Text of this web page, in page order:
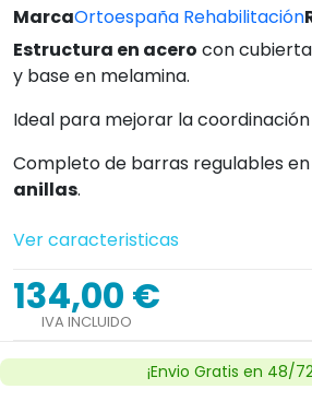
MarcaOrtoespaña Rehabilitación
Estructura en acero con
y base en melamina.
Ideal para mejorar la coordinación
Completo de barras regulables
anillas.
Ver caracteristicas
134,00 €
IVA INCLUIDO
¡Envio Gratis en 48/